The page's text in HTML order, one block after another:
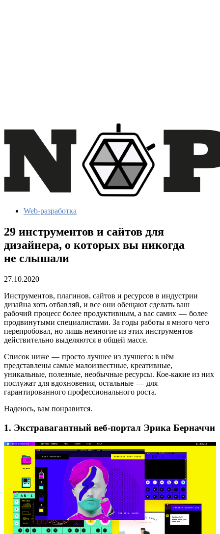
Web-разработка
29 инструментов и сайтов для
дизайнера, о которых вы никогда
не слышали
27.10.2020
Инструментов, плагинов, сайтов и ресурсов в индустрии
дизайна хоть отбавляй, и все они обещают сделать ваш
рабочий процесс более продуктивным, а вас самих — более
продвинутыми специалистами. За годы работы я много чего
перепробовал, но лишь немногие из этих инструментов
действительно выделяются в общей массе.
Список ниже — просто лучшее из лучшего: в нём
представлены самые малоизвестные, креативные,
уникальные, полезные, необычные ресурсы. Кое-какие из них
послужат для вдохновения, остальные — для
гарантированного профессионального роста.
Надеюсь, вам понравится.
1. Экстравагантный веб-портал Эрика Берначчи